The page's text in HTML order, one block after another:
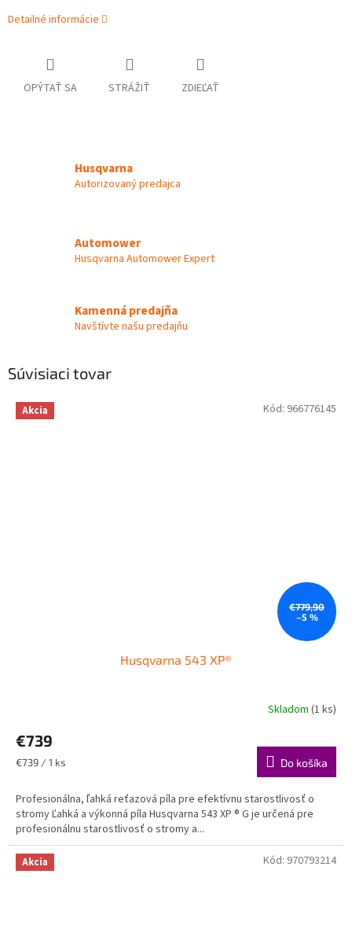
Detailné informácie
OPÝTAŤ SA STRÁŽIŤ ZDIEĽAŤ
Husqvarna
Autorizovaný predajca
Automower
Husqvarna Automower Expert
Kamenná predajňa
Navštívte našu predajňu
Súvisiaci tovar
Akcia
€779,90
–5 %
Husqvarna 543 XP®
Skladom (1 ks)
€739
Jednotková
€739 / 1 ks Do košíka
Profesionálna, ľahká reťazová píla pre efektívnu starostlivosť o
stromy Ľahká a výkonná píla Husqvarna 543 XP ® G je určená pre
profesionálnu starostlivosť o stromy a...
Kód: 966776145
Akcia Kód: 970793214